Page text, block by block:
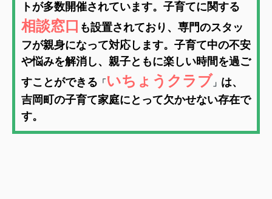
トが多数開催されています。子育てに関する
相談窓口 も設置されており、専門のスタッ
フが親身になって対応します。子育て中の不安
や悩みを解消し、親子ともに楽しい時間を過ご
すことができる 「 いちょうクラブ 」 は、
吉岡町の子育て家庭にとって欠かせない存在で
す。